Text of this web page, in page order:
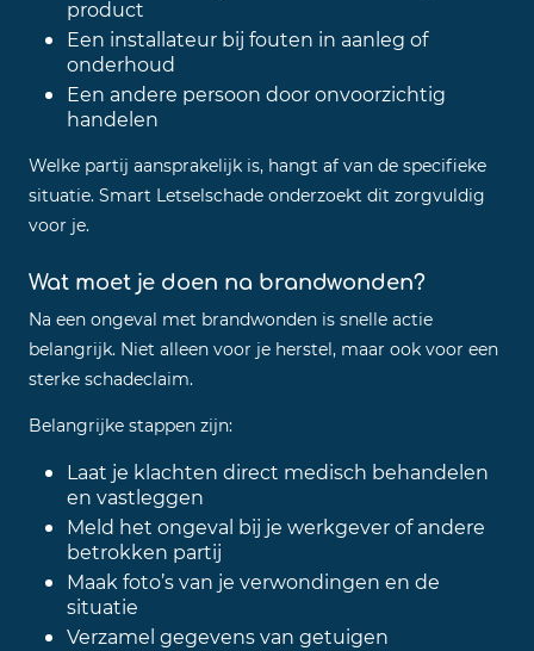
product
Een installateur bij fouten in aanleg of
onderhoud
Een andere persoon door onvoorzichtig
handelen
Welke partij aansprakelijk is, hangt af van de specifieke
situatie. Smart Letselschade onderzoekt dit zorgvuldig
voor je.
Wat moet je doen na brandwonden?
Na een ongeval met brandwonden is snelle actie
belangrijk. Niet alleen voor je herstel, maar ook voor een
sterke schadeclaim.
Belangrijke stappen zijn:
Laat je klachten direct medisch behandelen
en vastleggen
Meld het ongeval bij je werkgever of andere
betrokken partij
Maak foto’s van je verwondingen en de
situatie
Verzamel gegevens van getuigen